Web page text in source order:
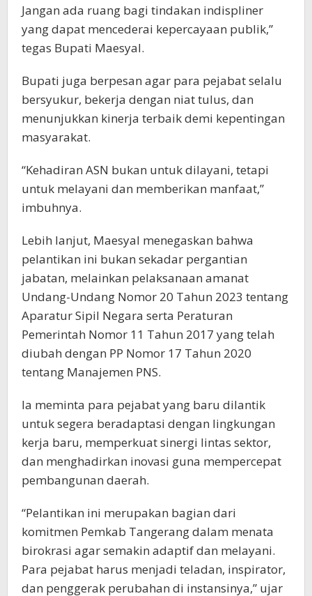
Jangan ada ruang bagi tindakan indispliner
yang dapat mencederai kepercayaan publik,”
tegas Bupati Maesyal.
Bupati juga berpesan agar para pejabat selalu
bersyukur, bekerja dengan niat tulus, dan
menunjukkan kinerja terbaik demi kepentingan
masyarakat.
“Kehadiran ASN bukan untuk dilayani, tetapi
untuk melayani dan memberikan manfaat,”
imbuhnya.
Lebih lanjut, Maesyal menegaskan bahwa
pelantikan ini bukan sekadar pergantian
jabatan, melainkan pelaksanaan amanat
Undang-Undang Nomor 20 Tahun 2023 tentang
Aparatur Sipil Negara serta Peraturan
Pemerintah Nomor 11 Tahun 2017 yang telah
diubah dengan PP Nomor 17 Tahun 2020
tentang Manajemen PNS.
Ia meminta para pejabat yang baru dilantik
untuk segera beradaptasi dengan lingkungan
kerja baru, memperkuat sinergi lintas sektor,
dan menghadirkan inovasi guna mempercepat
pembangunan daerah.
“Pelantikan ini merupakan bagian dari
komitmen Pemkab Tangerang dalam menata
birokrasi agar semakin adaptif dan melayani.
Para pejabat harus menjadi teladan, inspirator,
dan penggerak perubahan di instansinya,” ujar